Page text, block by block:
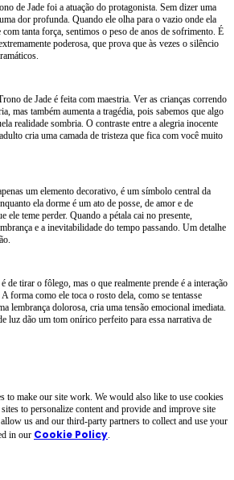
de Jade foi a atuação do protagonista. Sem dizer uma
dor profunda. Quando ele olha para o vazio onde ela
com tanta força, sentimos o peso de anos de sofrimento. É
poderosa, que prova que às vezes o silêncio
de Jade é feita com maestria. Ver as crianças correndo
mas também aumenta a tragédia, pois sabemos que algo
realidade sombria. O contraste entre a alegria inocente
cria uma camada de tristeza que fica com você muito
um elemento decorativo, é um símbolo central da
ela dorme é um ato de posse, de amor e de
ele teme perder. Quando a pétala cai no presente,
e a inevitabilidade do tempo passando. Um detalhe
de tirar o fôlego, mas o que realmente prende é a interação
forma como ele toca o rosto dela, como se tentasse
lembrança dolorosa, cria uma tensão emocional imediata.
luz dão um tom onírico perfeito para essa narrativa de
to make our site work. We would also like to use cookies
to personalize content and provide and improve site
us and our third-party partners to collect and use your
in our Cookie Policy.